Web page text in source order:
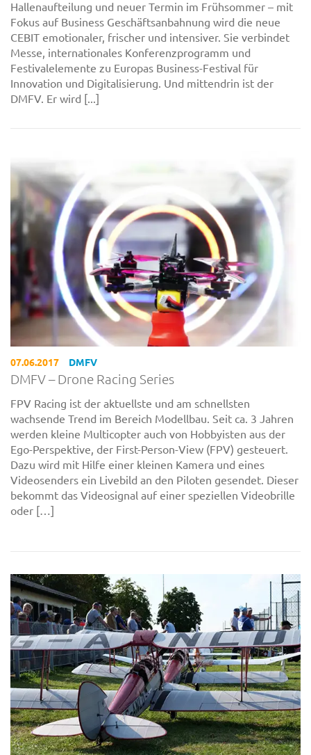
Hallenaufteilung und neuer Termin im Frühsommer – mit
Fokus auf Business Geschäftsanbahnung wird die neue
CEBIT emotionaler, frischer und intensiver. Sie verbindet
Messe, internationales Konferenzprogramm und
Festivalelemente zu Europas Business-Festival für
Innovation und Digitalisierung. Und mittendrin ist der
DMFV. Er wird [...]
07.06.2017 DMFV
DMFV – Drone Racing Series
FPV Racing ist der aktuellste und am schnellsten
wachsende Trend im Bereich Modellbau. Seit ca. 3 Jahren
werden kleine Multicopter auch von Hobbyisten aus der
Ego-Perspektive, der First-Person-View (FPV) gesteuert.
Dazu wird mit Hilfe einer kleinen Kamera und eines
Videosenders ein Livebild an den Piloten gesendet. Dieser
bekommt das Videosignal auf einer speziellen Videobrille
oder […]